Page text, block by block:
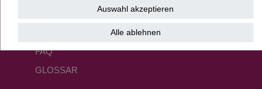
FAQ
GLOSSAR
Auswahl akzeptieren
Alle ablehnen